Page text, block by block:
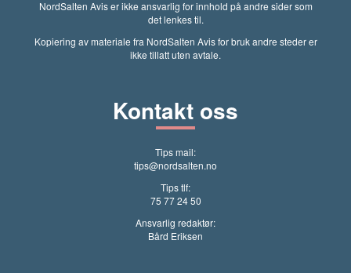
NordSalten Avis er ikke ansvarlig for innhold på andre sider som
det lenkes til.
Kopiering av materiale fra NordSalten Avis for bruk andre steder er
ikke tillatt uten avtale.
Kontakt oss
Tips mail:
tips@nordsalten.no
Tips tlf:
75 77 24 50
Ansvarlig redaktør:
Bård Eriksen